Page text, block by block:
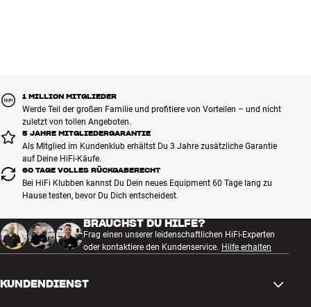
1 MILLION MITGLIEDER
Werde Teil der großen Familie und profitiere von Vorteilen – und nicht
zuletzt von tollen Angeboten.
5 JAHRE MITGLIEDERGARANTIE
Als Mitglied im Kundenklub erhältst Du 3 Jahre zusätzliche Garantie
auf Deine HiFi-Käufe.
60 TAGE VOLLES RÜCKGABERECHT
Bei HiFi Klubben kannst Du Dein neues Equipment 60 Tage lang zu
Hause testen, bevor Du Dich entscheidest.
BRAUCHST DU HILFE?
Frag einen unserer leidenschaftlichen HiFi-Experten
oder kontaktiere den Kundenservice. Hilfe erhalten
KUNDENDIENST